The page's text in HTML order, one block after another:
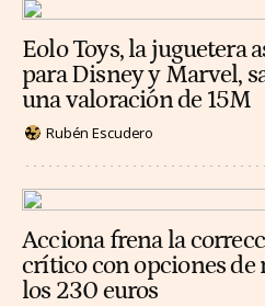
Eolo Toys, la juguetera
para Disney y Marvel,
una valoración de 15M
Rubén Escudero
Acciona frena la
crítico con opciones de
los 230 euros